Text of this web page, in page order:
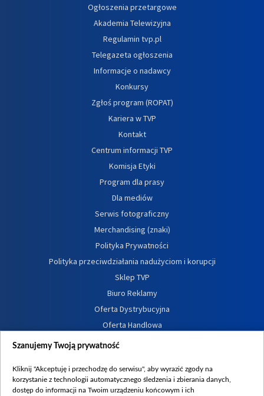
Ogłoszenia przetargowe
Akademia Telewizyjna
Regulamin tvp.pl
Telegazeta ogłoszenia
Informacje o nadawcy
Konkursy
Zgłoś program (ROPAT)
Kariera w TVP
Kontakt
Centrum informacji TVP
Komisja Etyki
Program dla prasy
Dla mediów
Serwis fotograficzny
Merchandising (znaki)
Polityka Prywatności
Polityka przeciwdziałania nadużyciom i korupcji
Sklep TVP
Biuro Reklamy
Oferta Dystrybucyjna
Oferta Handlowa
Dostępność
Procedura zgłoszeń wewnętrznych
Szanujemy Twoją prywatność
Kliknij "Akceptuję i przechodzę do serwisu", aby wyrazić zgody na
korzystanie z technologii automatycznego śledzenia i zbierania danych,
dostęp do informacji na Twoim urządzeniu końcowym i ich